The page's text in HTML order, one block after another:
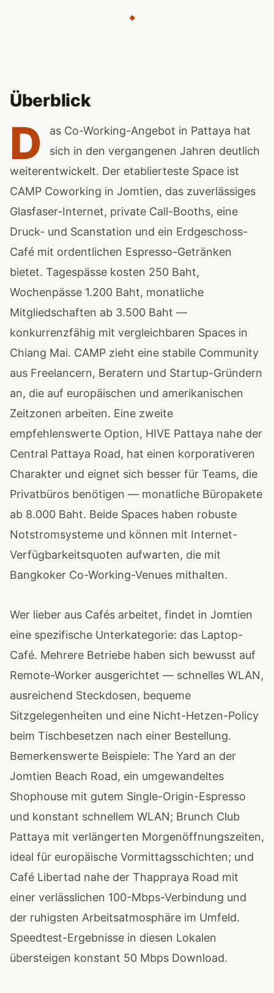
◆
Überblick
D
as Co-Working-Angebot in Pattaya hat
sich in den vergangenen Jahren deutlich
weiterentwickelt. Der etablierteste Space ist
CAMP Coworking in Jomtien, das zuverlässiges
Glasfaser-Internet, private Call-Booths, eine
Druck- und Scanstation und ein Erdgeschoss-
Café mit ordentlichen Espresso-Getränken
bietet. Tagespässe kosten 250 Baht,
Wochenpässe 1.200 Baht, monatliche
Mitgliedschaften ab 3.500 Baht —
konkurrenzfähig mit vergleichbaren Spaces in
Chiang Mai. CAMP zieht eine stabile Community
aus Freelancern, Beratern und Startup-Gründern
an, die auf europäischen und amerikanischen
Zeitzonen arbeiten. Eine zweite
empfehlenswerte Option, HIVE Pattaya nahe der
Central Pattaya Road, hat einen korporativeren
Charakter und eignet sich besser für Teams, die
Privatbüros benötigen — monatliche Büropakete
ab 8.000 Baht. Beide Spaces haben robuste
Notstromsysteme und können mit Internet-
Verfügbarkeitsquoten aufwarten, die mit
Bangkoker Co-Working-Venues mithalten.
Wer lieber aus Cafés arbeitet, findet in Jomtien
eine spezifische Unterkategorie: das Laptop-
Café. Mehrere Betriebe haben sich bewusst auf
Remote-Worker ausgerichtet — schnelles WLAN,
ausreichend Steckdosen, bequeme
Sitzgelegenheiten und eine Nicht-Hetzen-Policy
beim Tischbesetzen nach einer Bestellung.
Bemerkenswerte Beispiele: The Yard an der
Jomtien Beach Road, ein umgewandeltes
Shophouse mit gutem Single-Origin-Espresso
und konstant schnellem WLAN; Brunch Club
Pattaya mit verlängerten Morgenöffnungszeiten,
ideal für europäische Vormittagsschichten; und
Café Libertad nahe der Thappraya Road mit
einer verlässlichen 100-Mbps-Verbindung und
der ruhigsten Arbeitsatmosphäre im Umfeld.
Speedtest-Ergebnisse in diesen Lokalen
übersteigen konstant 50 Mbps Download.